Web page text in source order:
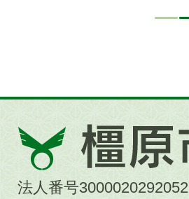
橿
原
市
法人番号3000020292052